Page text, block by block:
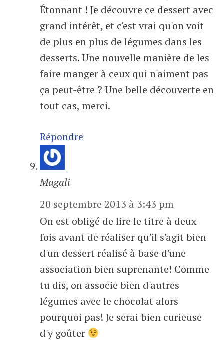
Étonnant ! Je découvre ce dessert avec
grand intérêt, et c'est vrai qu'on voit
de plus en plus de légumes dans les
desserts. Une nouvelle manière de les
faire manger à ceux qui n'aiment pas
ça peut-être ? Une belle découverte en
tout cas, merci.
Répondre
Magali
20 septembre 2013 à 3:43 pm
On est obligé de lire le titre à deux
fois avant de réaliser qu'il s'agit bien
d'un dessert réalisé à base d'une
association bien suprenante! Comme
tu dis, on associe bien d'autres
légumes avec le chocolat alors
pourquoi pas! Je serai bien curieuse
d'y goûter